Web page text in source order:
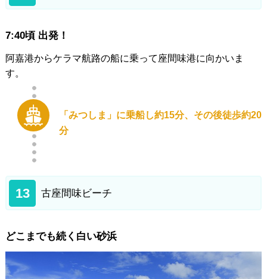
7:40頃 出発！
阿嘉港からケラマ航路の船に乗って座間味港に向かいま
す。
「みつしま」に乗船し約15分、その後徒歩約20
分
13 古座間味ビーチ
どこまでも続く白い砂浜